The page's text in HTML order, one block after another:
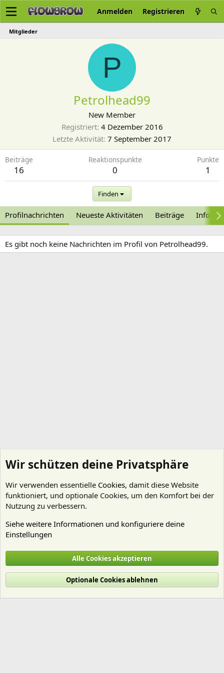
Anmelden Registrieren
Mitglieder
P
Petrolhead99
New Member
Registriert 4 Dezember 2016
Letzte Aktivität 7 September 2017
Beiträge
16
Reaktionspunkte
0
Punkte
1
Finden
Profilnachrichten Neueste Aktivitäten Beiträge
Es gibt noch keine Nachrichten im Profil von Petrolhead99.
Cookies
Deutsch (Du)
Nutzungsbedingungen
Datenschutz Hilfe und Impressum
R
Wir schützen deine Privatsphäre
Wir verwenden essentielle Cookies, damit diese Website
funktioniert, und optionale Cookies, um den Komfort bei der
Nutzung zu verbessern.
Siehe weitere Informationen und konfiguriere deine
Einstellungen
Alle Cookies akzeptieren
Optionale Cookies ablehnen